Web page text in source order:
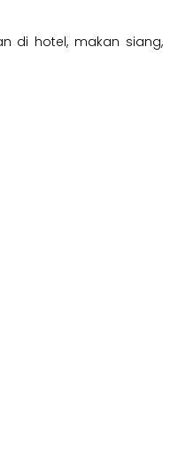
di hotel, makan siang,